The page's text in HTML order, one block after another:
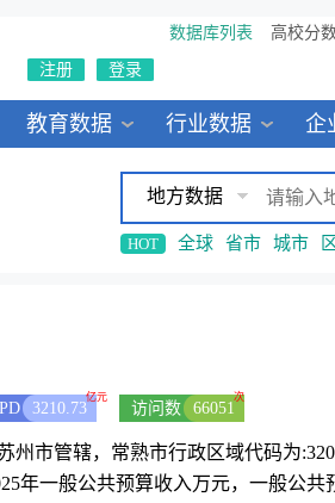
数据库列表 高校分
注册 登录
教育数据 行业数据 企
地方数据
HOT 全球 省市 城市
3210.73
亿元
访问数 66051
次
州市管辖，常熟市行政区域代码为
年一般公共预算收入万元，一般公